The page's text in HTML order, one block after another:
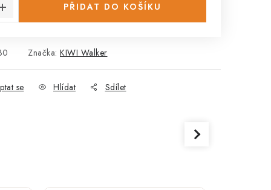
PŘIDAT DO KOŠÍKU
Značka: KIWI Walker
se Hlídat Sdílet